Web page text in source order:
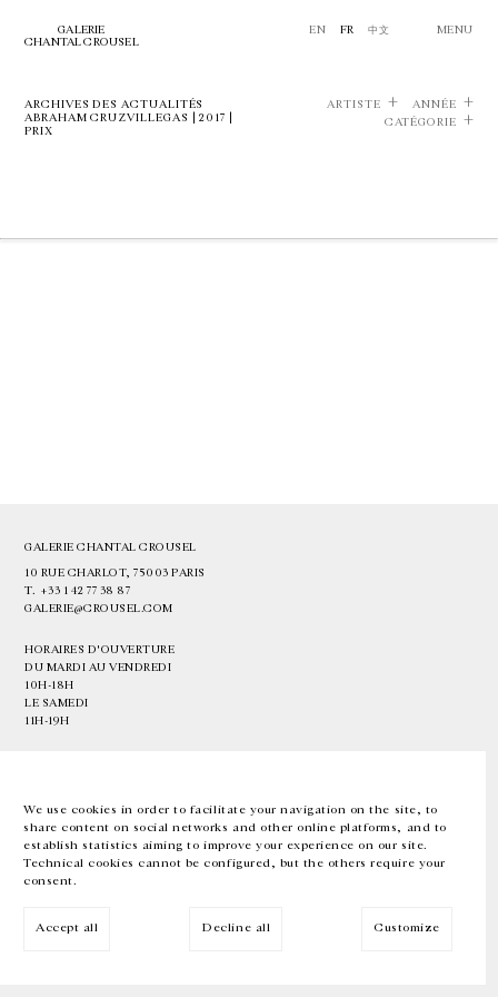
We use cookies in order to facilitate your navigation on the site, to
share content on social networks and other online platforms, and to
establish statistics aiming to improve your experience on our site.
Technical cookies cannot be configured, but the others require your
consent.
Accept all Decline all Customize
GALERIE
CHANTAL CROUSEL
EN FR 中文 MENU
ARCHIVES DES ACTUALITÉS
ABRAHAM CRUZVILLEGAS | 2017 |
PRIX
ARTISTE
ANNÉE
CATÉGORIE
GALERIE CHANTAL CROUSEL
10 RUE CHARLOT, 75003 PARIS
T. +33 1 42 77 38 87
GALERIE@CROUSEL.COM
HORAIRES D'OUVERTURE
DU MARDI AU VENDREDI
10H-18H
LE SAMEDI
11H-19H
EN FR 中文 Facebook Instagram
Inscrivez-vous à notre newsletter